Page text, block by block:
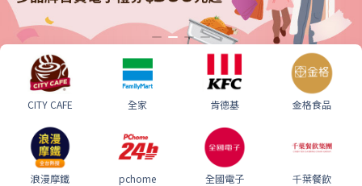
CITY CAFE 全家 肯德基 金格食品
浪漫摩鐵 pchome 全國電子 千葉餐飲